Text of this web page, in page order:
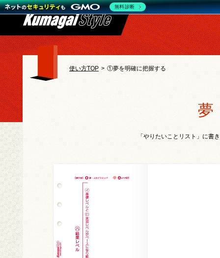
使い方TOP > ①夢を明確に把握する
夢
「やりたいことリスト」に書
無料診断